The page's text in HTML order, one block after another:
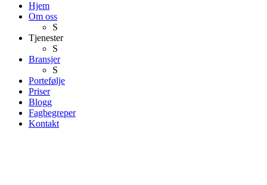
Hjem
Om oss
S
Tjenester
S
Bransjer
S
Portefølje
Priser
Blogg
Fagbegreper
Kontakt